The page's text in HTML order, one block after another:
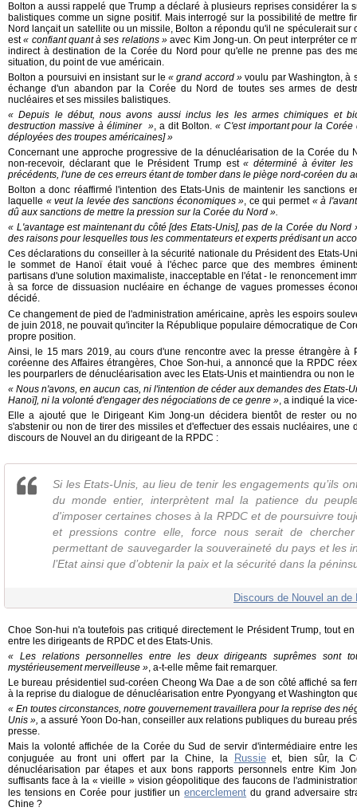
Bolton a aussi rappelé que Trump a déclaré à plusieurs reprises considérer la
balistiques comme un signe positif. Mais interrogé sur la possibilité de mettre
Nord lançait un satellite ou un missile, Bolton a répondu qu'il ne spéculerait sur
est« confiant quant à ses relations »avec Kim Jong-un. On peut interpréter ce
indirect à destination de la Corée du Nord pour qu'elle ne prenne pas des
situation, du point de vue américain.
Bolton a poursuivi en insistant sur le« grand accord »voulu par Washington, à
échange d'un abandon par la Corée du Nord de toutes ses armes de
nucléaires et ses missiles balistiques.
« Depuis le début, nous avons aussi inclus les les armes chimiques et
destruction massive à éliminer », a dit Bolton. « C'est important pour la
déployées des troupes américaines] »
Concernant une approche progressive de la dénucléarisation de la Corée du
non-recevoir, déclarant que le Président Trump est« déterminé à éviter les
précédents, l'une de ces erreurs étant de tomber dans le piège nord-coréen du
Bolton a donc réaffirmé l'intention des Etats-Unis de maintenir les sanctions
laquelle «veut la levée des sanctions économiques», ce qui permet «à
dû aux sanctions de mettre la pression sur la Corée du Nord ».
« L'avantage est maintenant du côté [des Etats-Unis], pas de la Corée du Nord
des raisons pour lesquelles tous les commentateurs et experts prédisant un
Ces déclarations du conseiller à la sécurité nationale du Président des Etats-
le sommet de Hanoï était voué à l'échec parce que des membres
partisans d'une solution maximaliste, inacceptable en l'état - le renoncement
à sa force de dissuasion nucléaire en échange de vagues promesses
décidé.
Ce changement de pied de l'administration américaine, après les espoirs
de juin 2018, ne pouvait qu'inciter la République populaire démocratique de
propre position.
Ainsi, le 15 mars 2019, au cours d'une rencontre avec la presse étrangère à
coréenne des Affaires étrangères, Choe Son-hui, a annoncé que la RPDC
les pourparlers de dénucléarisation avec les Etats-Unis et maintiendra ou non
« Nous n'avons, en aucun cas, ni l'intention de céder aux demandes des Etats-
Hanoï], ni la volonté d'engager des négociations de ce genre », a indiqué la
Elle a ajouté que le Dirigeant Kim Jong-un décidera bientôt de rester ou
s'abstenir ou non de tirer des missiles et d'effectuer des essais nucléaires, une
discours de Nouvel an du dirigeant de la RPDC :
Si les Etats-Unis, au lieu de tenir les engagements qu’ils
du monde entier, interprètent mal la patience du
d'imposer certaines choses à la RPDC et de poursuivre
et pressions contre elle, force nous serait de
permettant de sauvegarder la souveraineté du pays et les
l’Etat ainsi que d’obtenir la paix et la sécurité dans la
Discours de Nouvel an
Choe Son-hui n'a toutefois pas critiqué directement le Président Trump, tout
entre les dirigeants de RPDC et des Etats-Unis.
« Les relations personnelles entre les deux dirigeants suprêmes sont
mystérieusement merveilleuse », a-t-elle même fait remarquer.
Le bureau présidentiel sud-coréen Cheong Wa Dae a de son côté affiché sa
à la reprise du dialogue de dénucléarisation entre Pyongyang et Washington
« En toutes circonstances, notre gouvernement travaillera pour la reprise des
Unis », a assuré Yoon Do-han, conseiller aux relations publiques du bureau
presse.
Mais la volonté affichée de la Corée du Sud de servir d'intermédiaire entre
conjuguée au front uni offert par la Chine, la
Russieet, bien sûr, la
dénucléarisation par étapes et aux bons rapports personnels entre Kim
suffisants face à la « vieille » vision géopolitique des faucons de
les tensions en Corée pour justifier unencerclement du grand adversaire
Chine ?